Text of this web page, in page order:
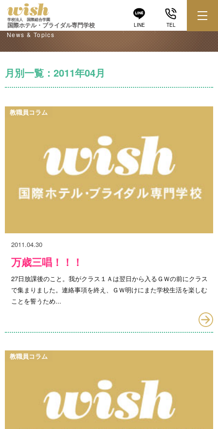
LINE TEL
学校法人 国際総合学園
国際ホテル・ブライダル専門学校
学校からのお知らせ
News & Topics
月別一覧：2011年04月
教職員コラム
2011.04.30
万歳三唱！！！
27日放課後のこと。我がクラス１Ａは翌日から入るＧＷの前にクラス
で集まりました。連絡事項を終え、ＧＷ明けにまた学校生活を楽しむ
ことを誓うため...
教職員コラム